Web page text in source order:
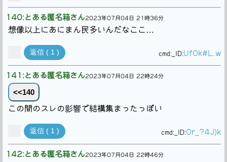
140:とある匿名箱さん2023年07月04日 21時36分
想像以上にあにまん民多いんだなここ…
返信 ( 1 ) cmd: _ID:UfOk#L.w
141:とある匿名箱さん2023年07月04日 22時24分
<<140
この間のスレの影響で結構集まったっぽい
返信 ( 1 ) cmd: _ID:Or_?4J)k
142:とある匿名箱さん2023年07月04日 22時46分